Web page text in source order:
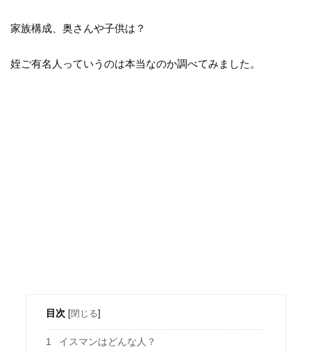
家族構成、奥さんや子供は？
姪ご有名人っていうのは本当なのか調べてみました。
目次 [閉じる]
1 イスマンはどんな人？